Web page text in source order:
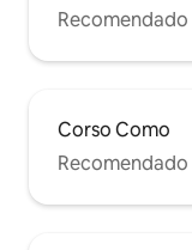
Corso Como